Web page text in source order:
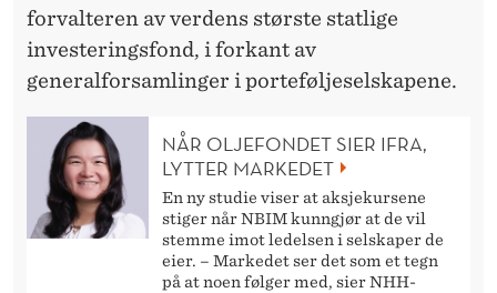
forvalteren av verdens største statlige
investeringsfond, i forkant av
generalforsamlinger i porteføljeselskapene.
NÅR OLJEFONDET SIER IFRA,
LYTTER MARKEDET
En ny studie viser at aksjekursene
stiger når NBIM kunngjør at de vil
stemme imot ledelsen i selskaper de
eier. – Markedet ser det som et tegn
på at noen følger med, sier NHH-